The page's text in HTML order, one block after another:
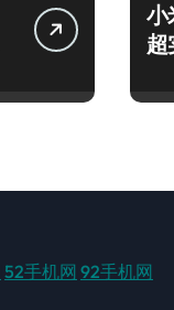
小
超
52手机网 92手机网